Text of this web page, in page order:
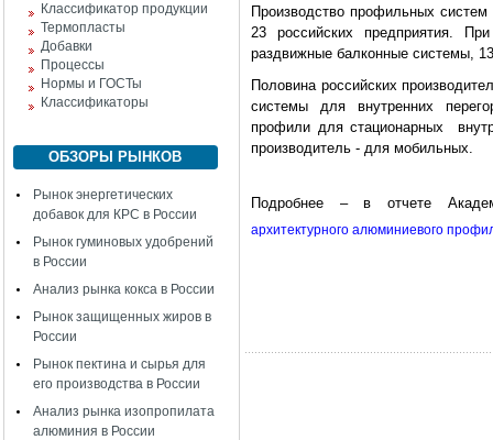
Классификатор продукции
Термопласты
Добавки
Процессы
Нормы и ГОСТы
Классификаторы
ОБЗОРЫ РЫНКОВ
Рынок энергетических
добавок для КРС в России
Рынок гуминовых удобрений
в России
Анализ рынка кокса в России
Рынок защищенных жиров в
России
Рынок пектина и сырья для
его производства в России
Анализ рынка изопропилата
алюминия в России
Производство профильных
23 российских предприятия.
раздвижные балконные системы,
Половина российских
системы для внутренних
профили для стационарных
производитель - для мобильных.
Подробнее – в отчете
архитектурного алюминиевого